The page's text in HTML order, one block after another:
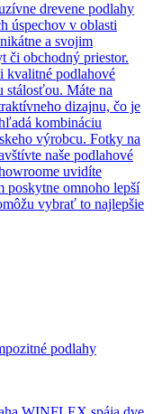
drevene podlahy
úspechov v oblasti
a svojim
či obchodný priestor.
kvalitné podlahové
stálosťou. Máte na
dizajnu, čo je
kombináciu
výrobcu. Fotky na
naše podlahové
uvidíte
poskytne omnoho lepší
vybrať to najlepšie
podlahy